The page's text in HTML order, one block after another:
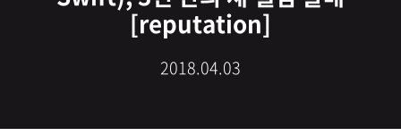
[reputation]
2018.04.03